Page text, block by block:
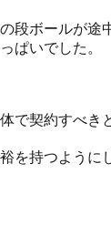
段ボールが途
ぱいでした。
で契約すべき
を持つように